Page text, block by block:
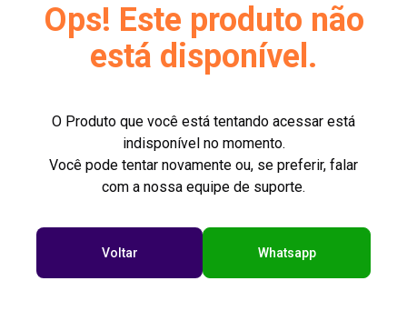
Ops! Este produto não
está disponível.
O Produto que você está tentando acessar está
indisponível no momento.
Você pode tentar novamente ou, se preferir, falar
com a nossa equipe de suporte.
Voltar Whatsapp